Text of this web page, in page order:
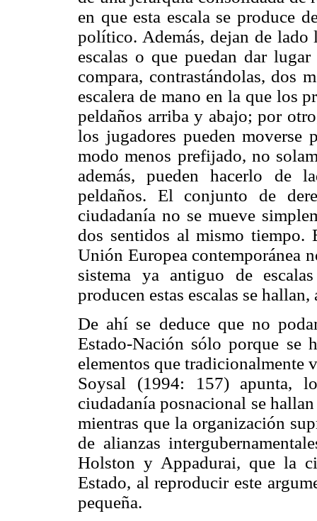
en que esta escala se produce
político. Además, dejan de lado
escalas o que puedan dar
compara, contrastándolas, dos
escalera de mano en la que los
peldaños arriba y abajo; por
los jugadores pueden moverse
modo menos prefijado, no
además, pueden hacerlo de
peldaños. El conjunto de
ciudadanía no se mueve
dos sentidos al mismo tiempo.
Unión Europea contemporánea
sistema ya antiguo de
producen estas escalas se
De ahí se deduce que no
Estado-Nación sólo porque se
elementos que tradicionalmente
Soysal (1994: 157) apunta,
ciudadanía posnacional se
mientras que la organización
de alianzas
Holston y Appadurai, que la
Estado, al reproducir este
pequeña.